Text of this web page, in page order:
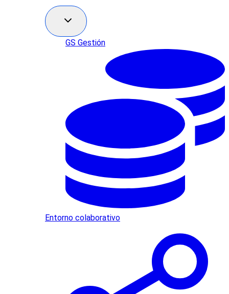
GS Gestión
Entorno colaborativo